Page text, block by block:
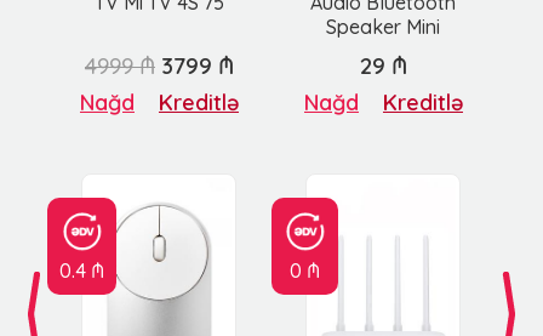
Speaker Mini
4999 ₼ 3799 ₼
Nağd Kreditlə
29 ₼
Nağd Kreditlə
0.4 ₼ 0 ₼